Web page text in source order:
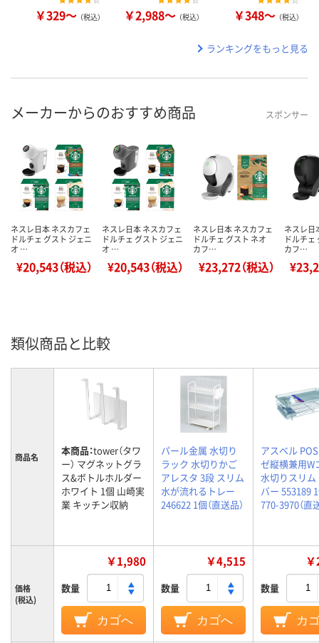
￥329～ （税込） ￥2,988～ （税込） ￥348～ （税込）
ランキングをもっと見る
メーカーからのおすすめ商品 スポンサー
ネスレ日本 ネスカフェ
ドルチェ グスト ジェニ
オ …
¥20,543（税込）
ネスレ日本 ネスカフェ
ドルチェ グスト ジェニ
オ …
¥20,543（税込）
ネスレ日本 ネスカフェ
ドルチェ グスト ネオ
カフ…
¥23,272（税込）
ネスレ日
ドルチェ
カフ…
類似商品と比較
商品名 本商品：tower（タワ
ー） マグネットグラ
ス&ボトルホルダー
ホワイト 1個 山崎実
業 キッチン収納
パール金属 水切り
ラック 水切りかご
アレスタ 3段 スリム
水が流れるトレー
246622 1個（直送品）
アスベル
ゼ縦横兼用W
水切りスリム
バー 553189
770-3970（直
価格
(税込)
￥1,980
数量
カゴへ
￥4,515
数量
カゴへ
数量
カ